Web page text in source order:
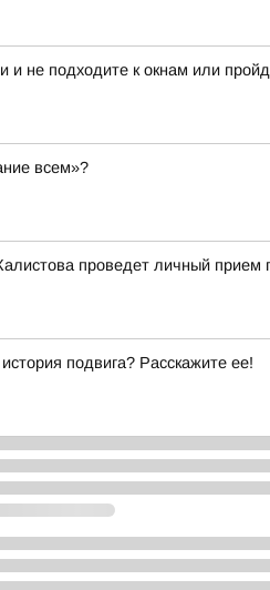
и не подходите к окнам или
всем»?
проведет личный прием
подвига? Расскажите ее!